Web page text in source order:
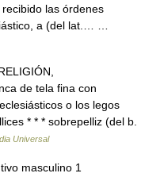
las órdenes
a (del lat.… …
de tela fina con
o los legos
* * * sobrepelliz (del b.
Universal
masculino 1